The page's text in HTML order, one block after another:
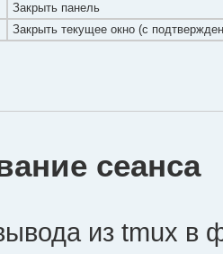
Закрыть панель
Закрыть текущее окно (с
сеанса
из tmux в